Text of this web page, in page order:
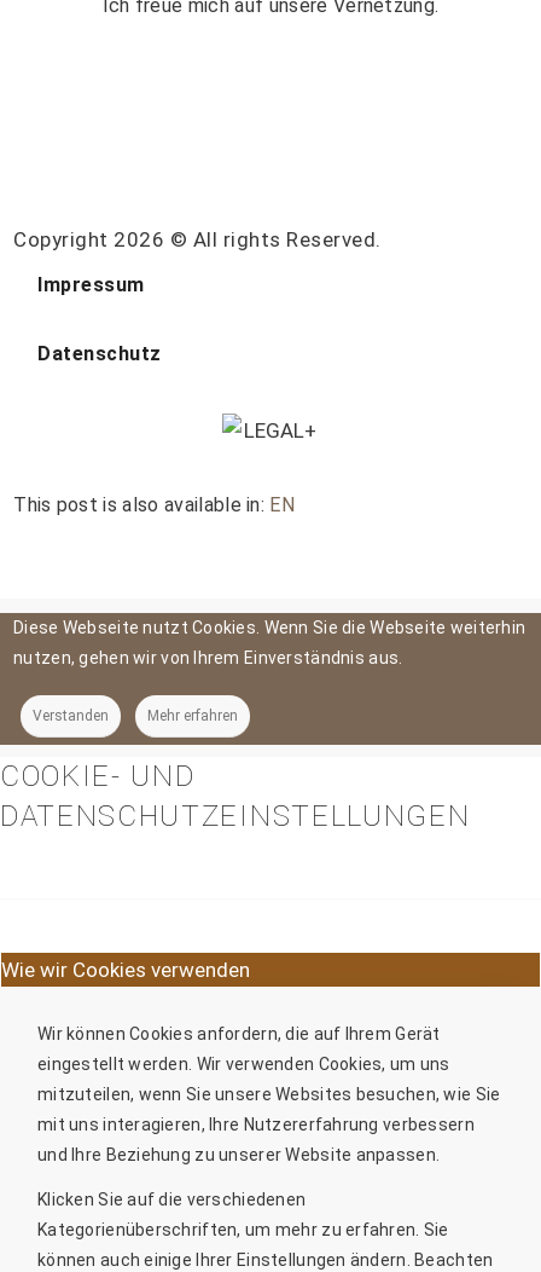
Ich freue mich auf unsere Vernetzung.
Copyright 2026 © All rights Reserved.
Impressum
Datenschutz
This post is also available in: EN
Diese Webseite nutzt Cookies. Wenn Sie die Webseite weiterhin
nutzen, gehen wir von Ihrem Einverständnis aus.
Verstanden Mehr erfahren
COOKIE- UND
DATENSCHUTZEINSTELLUNGEN
Wie wir Cookies verwenden
Wir können Cookies anfordern, die auf Ihrem Gerät
eingestellt werden. Wir verwenden Cookies, um uns
mitzuteilen, wenn Sie unsere Websites besuchen, wie Sie
mit uns interagieren, Ihre Nutzererfahrung verbessern
und Ihre Beziehung zu unserer Website anpassen.
Klicken Sie auf die verschiedenen
Kategorienüberschriften, um mehr zu erfahren. Sie
können auch einige Ihrer Einstellungen ändern. Beachten